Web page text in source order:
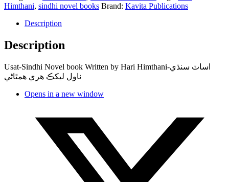
Himthani, sindhi novel books Brand: Kavita Publications
Description
Description
Usat-Sindhi Novel book Written by Hari Himthani-اساٽ سنڌي
ناول ليکڪ ھري ھمٿاڻي
Opens in a new window